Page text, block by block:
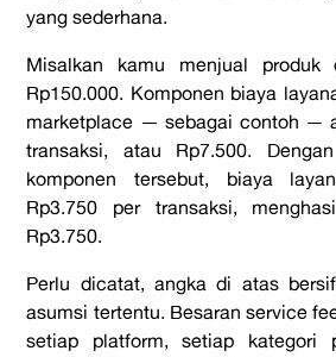
yang sederhana.
Misalkan kamu menjual produk
Rp150.000. Komponen biaya
marketplace — sebagai contoh —
transaksi, atau Rp7.500.
komponen tersebut, biaya
Rp3.750 per transaksi,
Rp3.750.
Perlu dicatat, angka di atas
asumsi tertentu. Besaran service
setiap platform, setiap kategori